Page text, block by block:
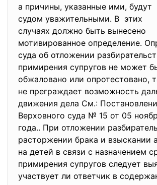
а причины, указанные ими, будут
судом уважительными. В этих
случаях должно быть вынесено
мотивированное определение.
суда об отложении
примирения супругов не может
обжаловано или опротестовано,
не преграждает возможность
движения дела См.:
Верховного суда № 15 от 05
года.. При отложении
расторжении брака и взыскании
на детей в связи с назначением
примирения супругов следует
участвует ли ответчик в